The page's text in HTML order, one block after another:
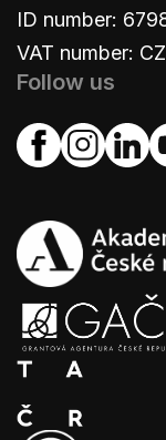
ID number:
VAT number:
Follow us